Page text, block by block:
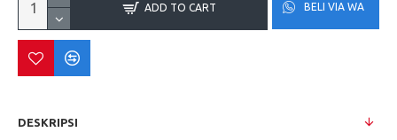
ADD TO CART BELI VIA WA
DESKRIPSI